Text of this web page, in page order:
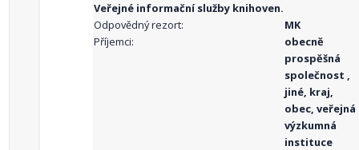
Veřejné informační služby knihoven.
Odpovědný rezort:
MK
Příjemci:
obecně
prospěšná
společnost ,
jiné, kraj,
obec, veřejná
výzkumná
instituce